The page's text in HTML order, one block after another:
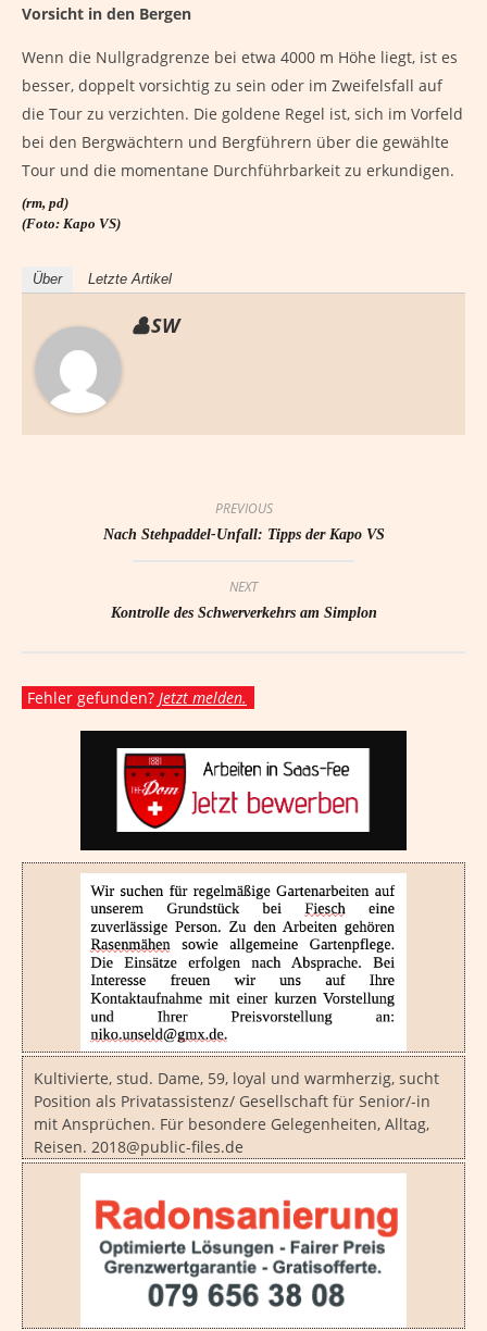
Vorsicht in den Bergen
Wenn die Nullgradgrenze bei etwa 4000 m Höhe liegt, ist es
besser, doppelt vorsichtig zu sein oder im Zweifelsfall auf
die Tour zu verzichten. Die goldene Regel ist, sich im Vorfeld
bei den Bergwächtern und Bergführern über die gewählte
Tour und die momentane Durchführbarkeit zu erkundigen.
(rm, pd)
(Foto: Kapo VS)
Über Letzte Artikel
SW
PREVIOUS
Nach Stehpaddel-Unfall: Tipps der Kapo VS
NEXT
Kontrolle des Schwerverkehrs am Simplon
Fehler gefunden? Jetzt melden.
Kultivierte, stud. Dame, 59, loyal und warmherzig, sucht
Position als Privatassistenz/ Gesellschaft für Senior/-in
mit Ansprüchen. Für besondere Gelegenheiten, Alltag,
Reisen. 2018@public-files.de